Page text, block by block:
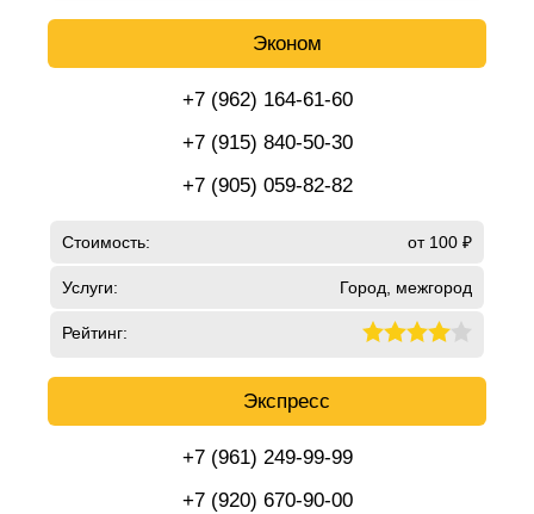
Эконом
+7 (962) 164-61-60
+7 (915) 840-50-30
+7 (905) 059-82-82
Стоимость: от 100 ₽
Услуги: Город, межгород
Рейтинг:
Экспресс
+7 (961) 249-99-99
+7 (920) 670-90-00